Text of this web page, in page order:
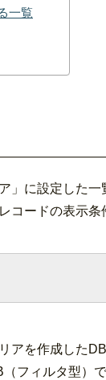
一覧
に設定した
ードの表示条
アを作成したDB
フィルタ型）